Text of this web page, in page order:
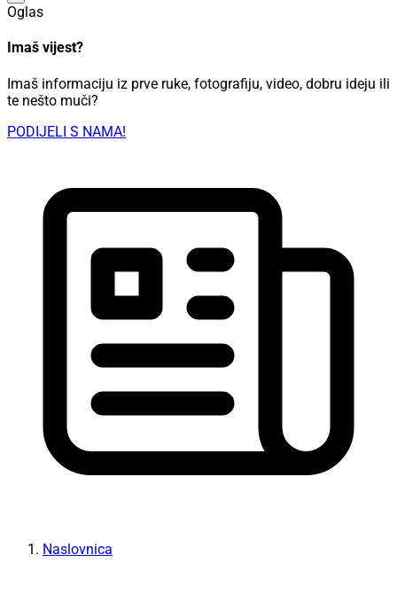
Oglas
Imaš vijest?
Imaš informaciju iz prve ruke, fotografiju, video, dobru ideju ili
te nešto muči?
PODIJELI S NAMA!
Naslovnica